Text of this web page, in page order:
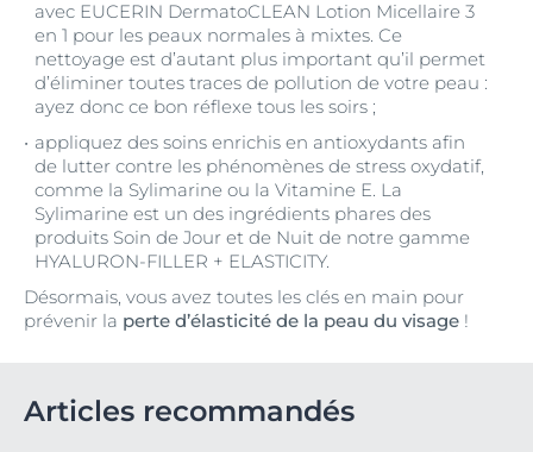
avec EUCERIN DermatoCLEAN Lotion Micellaire 3
en 1 pour les peaux normales à mixtes. Ce
nettoyage est d’autant plus important qu’il permet
d’éliminer toutes traces de pollution de votre peau :
ayez donc ce bon réflexe tous les soirs ;
appliquez des soins enrichis en antioxydants afin
de lutter contre les phénomènes de stress oxydatif,
comme la Sylimarine ou la Vitamine E. La
Sylimarine est un des ingrédients phares des
produits Soin de Jour et de Nuit de notre gamme
HYALURON-FILLER + ELASTICITY.
Désormais, vous avez toutes les clés en main pour
prévenir la perte d’élasticité de la peau du visage !
Articles recommandés